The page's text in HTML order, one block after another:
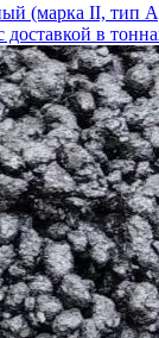
(марка II, тип
в